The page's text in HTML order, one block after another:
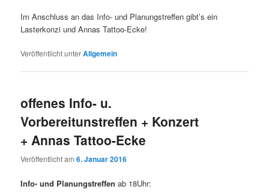
Im Anschluss an das Info- und Planungstreffen gibt’s ein
Lasterkonzi und Annas Tattoo-Ecke!
Veröffentlicht unterAllgemein
offenes Info- u.
Vorbereitunstreffen + Konzert
+ Annas Tattoo-Ecke
Veröffentlicht am6. Januar 2016
Info- und Planungstreffen ab 18Uhr: